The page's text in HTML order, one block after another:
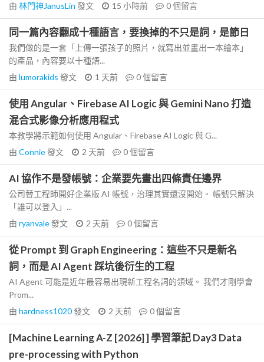
由 林門神JanusLin 發文 15 小時前 0個留言
同一篇內容翻成十種語言，要換掉的不只是詞，是節日
我們做的是一套「上傳一張孩子的照片，就寫出並畫出一本繪本」
的產品，內容要以十種語...
由 lumorakids 發文 1 天前 0個留言
使用 Angular、Firebase AI Logic 與 Gemini Nano 打造
混合式影像分析應用程式
本教學將示範如何使用 Angular、Firebase AI Logic 與 G...
由 Connie發文 2 天前 0個留言
AI 協作不是發帳號：企業要先畫出四條責任邊界
公司替工程師開好企業版 AI 帳號，治理其實還沒開始。 帳號只解決
「誰可以登入」...
由 ryanvale發文 2 天前 0個留言
從 Prompt 到 Graph Engineering：這些不只是新名
詞，而是 AI Agent 踩坑後衍生的工程
AI Agent 可能是近年最容易出現新工程名詞的領域。 我們才剛學會
Prom...
由 hardness1020發文 2 天前 0個留言
[Machine Learning A-Z [2026] ] 學習筆記 Day3 Data
pre-processing with Python